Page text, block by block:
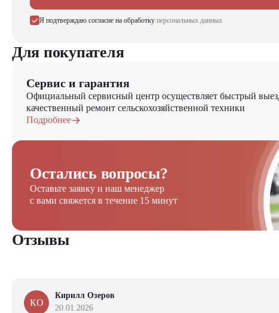
Я подтверждаю согласие на обработку персональных данных
Для покупателя
Сервис и гарантия
Официальный сервисный центр осуществляет быстрый
качественный ремонт сельскохозяйственной техники
Подробнее
Остались вопросы?
Оставьте заявку и наш менеджер
с вами свяжется в течение 15 минут
Отзывы
КО
Кирилл Озеров
20.01.2026